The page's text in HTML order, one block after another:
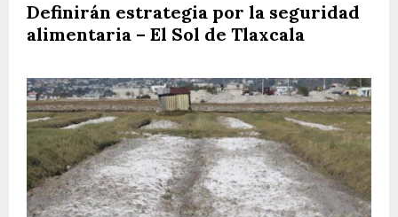
Definirán estrategia por la seguridad
alimentaria – El Sol de Tlaxcala